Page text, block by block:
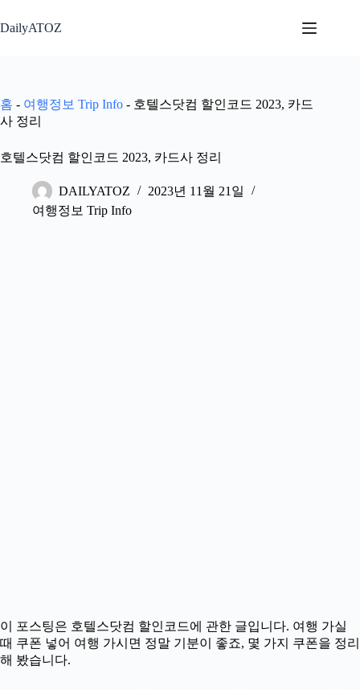
문
뛰
기
DailyATOZ
홈 - 여행정보 Trip Info - 호텔스닷컴 할인코드 2023, 카드
사 정리
호텔스닷컴 할인코드 2023, 카드사 정리
DAILYATOZ
2023년 11월 21일
여행정보 Trip Info
이 포스팅은 호텔스닷컴 할인코드에 관한 글입니다. 여행 가실
때 쿠폰 넣어 여행 가시면 정말 기분이 좋죠, 몇 가지 쿠폰을 정리
해 봤습니다.